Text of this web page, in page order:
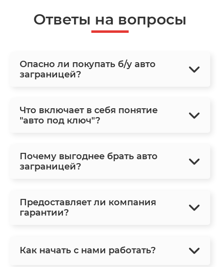
Ответы на вопросы
Опасно ли покупать б/у авто
заграницей?
Что включает в себя понятие
"авто под ключ"?
Почему выгоднее брать авто
заграницей?
Предоставляет ли компания
гарантии?
Как начать с нами работать?